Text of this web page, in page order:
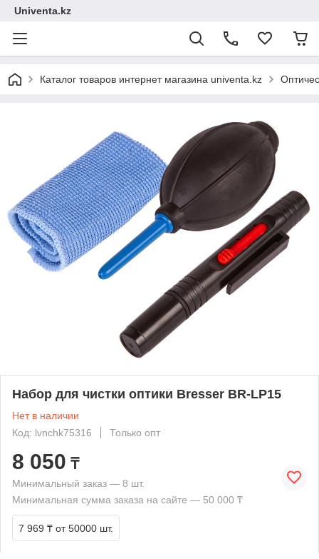
Univenta.kz
Каталог товаров интернет магазина univenta.kz
Набор для чистки оптики Bresser BR-LP15
Нет в наличии
Код: lvnchk75316
Только опт
8 050 ₸
Минимальный заказ — 8 шт.
Минимальная сумма заказа на сайте — 50 000 ₸
7 969 ₸ от 50000 шт.